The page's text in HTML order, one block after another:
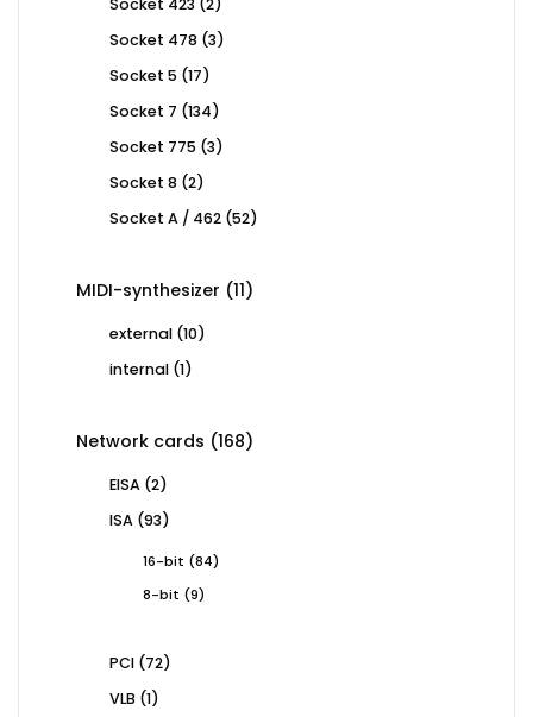
Socket 423 2
Socket 478 33
Socket 5 1717
Socket 7 134134
Socket 775 33
Socket 8 22
Socket A / 462 5252
MIDI-synthesizer 1111
external 1010
internal 11
Network cards 168168
EISA 22
ISA 9393
16-bit 8484
8-bit
99
PCI 7272
VLB 11